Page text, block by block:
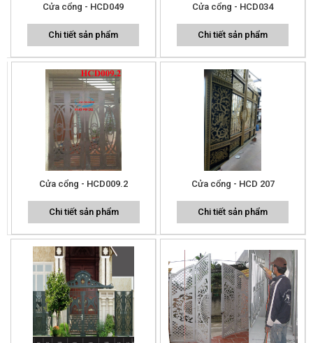
Cửa cổng - HCD049
Chi tiết sản phẩm
Cửa cổng - HCD034
Chi tiết sản phẩm
Cửa cổng - HCD009.2
Chi tiết sản phẩm
Cửa cổng - HCD 207
Chi tiết sản phẩm